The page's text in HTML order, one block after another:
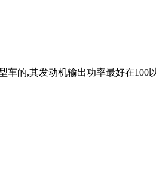
车的,其发动机输出功率最好在100